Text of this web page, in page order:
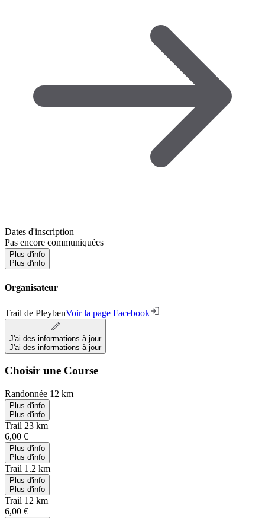
Dates d'inscription
Pas encore communiquées
Plus d'info
Plus d'info
Organisateur
Trail de PleybenVoir la page Facebook
J'ai des informations à jour
J'ai des informations à jour
Choisir une Course
Randonnée 12 km
Plus d'info
Plus d'info
Trail 23 km
6,00 €
Plus d'info
Plus d'info
Trail 1.2 km
Plus d'info
Plus d'info
Trail 12 km
6,00 €